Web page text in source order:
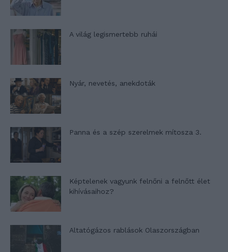
A világ legismertebb ruhái
Nyár, nevetés, anekdoták
Panna és a szép szerelmek mítosza 3.
Képtelenek vagyunk felnőni a felnőtt élet
kihívásaihoz?
Altatógázos rablások Olaszországban